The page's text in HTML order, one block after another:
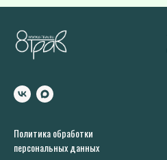
Политика обработки
персональных данных